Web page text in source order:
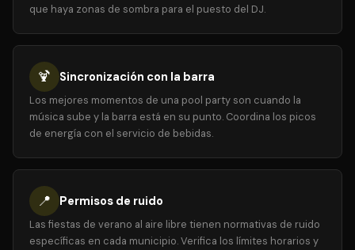
que haya zonas de sombra para el puesto del DJ.
🍹 Sincronización con la barra
Los mejores momentos de una pool party son cuando la
música sube y la barra está en su punto. Coordina los picos
de energía con el servicio de bebidas.
📍 Permisos de ruido
Las fiestas de verano al aire libre tienen normativas de ruido
específicas en cada municipio. Verifica los límites horarios y